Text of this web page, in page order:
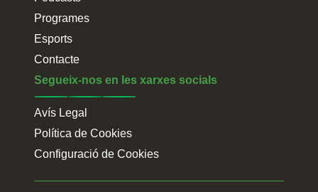
Programes
Esports
Contacte
Segueix-nos en les xarxes socials
Avís Legal
Política de Cookies
Configuració de Cookies